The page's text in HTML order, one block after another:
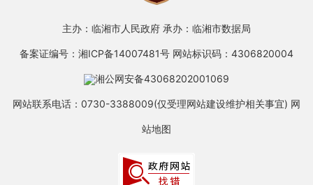
主办：临湘市人民政府 承办：临湘市数据局
备案证编号：湘ICP备14007481号 网站标识码：4306820004
湘公网安备43068202001069
网站联系电话：0730-3388009(仅受理网站建设维护相关事宜) 网
站地图